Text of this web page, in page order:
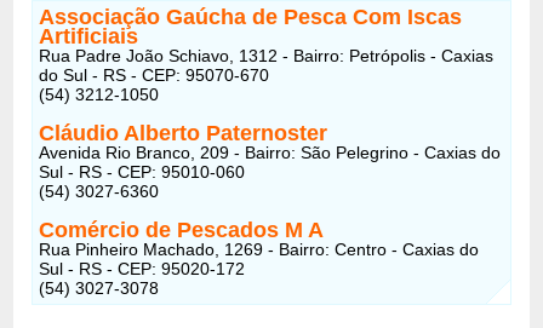
Associação Gaúcha de Pesca Com Iscas
Artificiais
Rua Padre João Schiavo, 1312 - Bairro: Petrópolis - Caxias
do Sul - RS - CEP: 95070-670
(54) 3212-1050
Cláudio Alberto Paternoster
Avenida Rio Branco, 209 - Bairro: São Pelegrino - Caxias do
Sul - RS - CEP: 95010-060
(54) 3027-6360
Comércio de Pescados M A
Rua Pinheiro Machado, 1269 - Bairro: Centro - Caxias do
Sul - RS - CEP: 95020-172
(54) 3027-3078